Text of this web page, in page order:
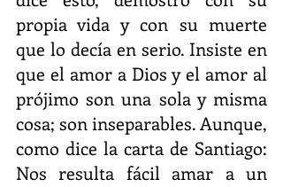
propia vida y con su muerte
que lo decía en serio. Insiste en
que el amor a Dios y el amor al
prójimo son una sola y misma
cosa; son inseparables. Aunque,
como dice la carta de Santiago:
Nos resulta fácil amar a un